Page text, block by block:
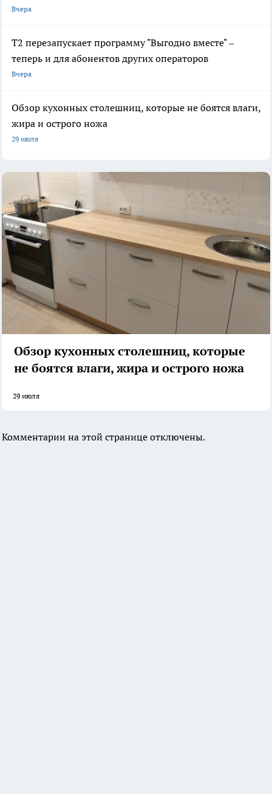
Вчера
Т2 перезапускает программу "Выгодно вместе" –
теперь и для абонентов других операторов
Вчера
Обзор кухонных столешниц, которые не боятся влаги,
жира и острого ножа
29 июля
Обзор кухонных столешниц, которые
не боятся влаги, жира и острого ножа
29 июля
Комментарии на этой странице отключены.